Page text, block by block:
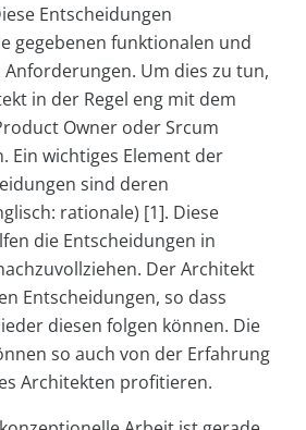
Entscheidungen
gegebenen funktionalen und
Um dies zu tun,
in der Regel eng mit dem
Owner oder Srcum
Ein wichtiges Element der
sind deren
rationale) [1]. Diese
die Entscheidungen in
Der Architekt
Entscheidungen, so dass
diesen folgen können. Die
so auch von der Erfahrung
Architekten profitieren.